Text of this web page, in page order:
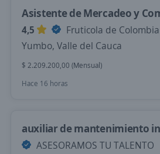
Asistente de Mercadeo y
4,5
Fruticola de Colombia
Yumbo, Valle del Cauca
$ 2.209.200,00 (Mensual)
Hace 16 horas
auxiliar de mantenimiento
ASESORAMOS TU TALENTO